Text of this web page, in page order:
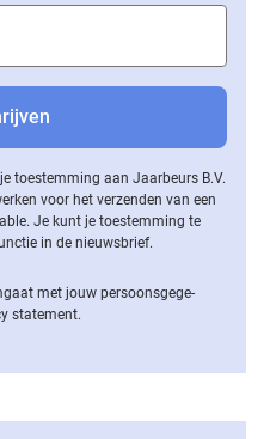
toestemming aan Jaarbeurs B.V.
voor het verzenden van een
Je kunt je toestemming te
in de nieuwsbrief.
met jouw per­soons­ge­ge­
statement.